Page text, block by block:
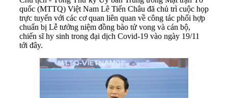
quốc (MTTQ) Việt Nam Lê Tiến Châu đã chủ trì cuộc họp
trực tuyến với các cơ quan liên quan về công tác phối hợp
chuẩn bị Lễ tưởng niệm đồng bào tử vong và cán bộ,
chiến sĩ hy sinh trong đại dịch Covid-19 vào ngày 19/11
tới đây.